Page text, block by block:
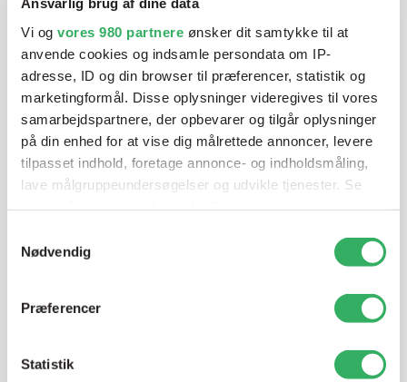
Vi og vores 980 partnere ønsker dit samtykke til at
anvende cookies og indsamle persondata om IP-
adresse, ID og din browser til præferencer, statistik og
marketingformål. Disse oplysninger videregives til vores
samarbejdspartnere, der opbevarer og tilgår oplysninger
på din enhed for at vise dig målrettede annoncer, levere
tilpasset indhold, foretage annonce- og indholdsmåling,
lave målgruppeundersøgelser og udvikle tjenester. Se
tilbage eller ændre indstillinger fra vores
"Cookiedeklaration", eller ved at trykke på "Privacy
Nødvendig
Præferencer
Statistik
autolakering. Lige meget om du skal bruge en enkelt farve,
en sprøjtepistol eller om du har behov for en
blandeanlægsløsning, kan vi hjælpe dig.
Mandag - Torsdag 07:00-15:30
Fredag 07:00-13:45
Jette Harding
Lagerchef